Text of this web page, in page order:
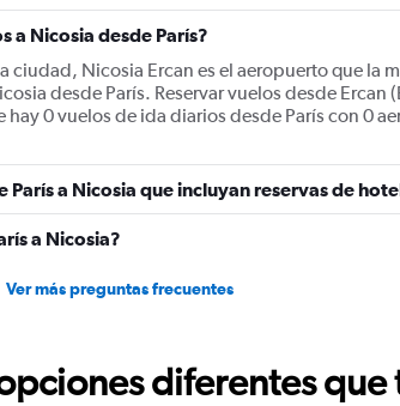
Y
axis
displaying
values.
Range:
0
900.
a Nicosia desde París?
ciudad, Nicosia Ercan es el aeropuerto que la
desde París. Reservar vuelos desde Ercan
0 vuelos de ida diarios desde París con 0
París a Nicosia que incluyan reservas de
a Nicosia?
Ver más preguntas frecuentes
diferentes